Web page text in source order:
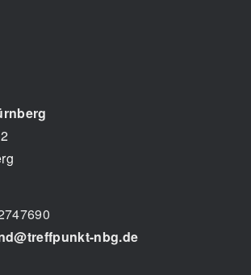
nbg.de